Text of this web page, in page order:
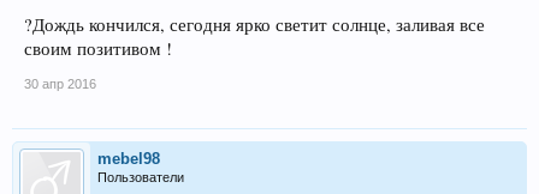
?Дождь кончился, сегодня ярко светит солнце, заливая все
своим позитивом !
30 апр 2016
mebel98
Пользователи